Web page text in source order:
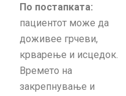
По постапката:
пациентот може да
доживее грчеви,
крварење и исцедок.
Времето на
закрепнување и